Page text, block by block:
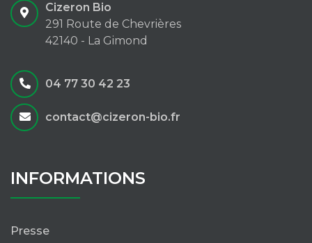
Cizeron Bio
291 Route de Chevrières
42140 - La Gimond
04 77 30 42 23
contact@cizeron-bio.fr
INFORMATIONS
Presse